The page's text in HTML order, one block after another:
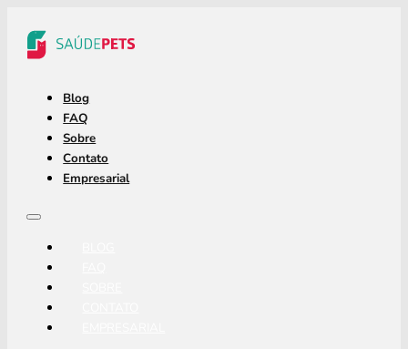
Blog
FAQ
Sobre
Contato
Empresarial